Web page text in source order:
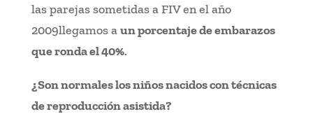
las parejas sometidas a FIV en el año
2009llegamos aun porcentaje de embarazos
que ronda el 40%.
¿Son normales los niños nacidos con técnicas
de reproducción asistida?